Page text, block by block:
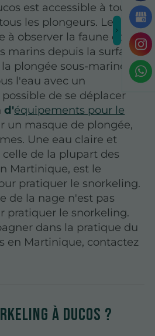
est accessible à tous
les plongeurs. Le
à observer la faune et la
marins depuis la surface
plongée sous-marine
l'eau avec un
de se déplacer
d'équipements pour le
un masque de plongée,
Une eau claire et
de la plupart des
Martinique, est le
pratiquer le snorkeling.
de la nage n'est pas
pratiquer le snorkeling.
dans la pratique du
en Martinique, contactez
à Ducos ?